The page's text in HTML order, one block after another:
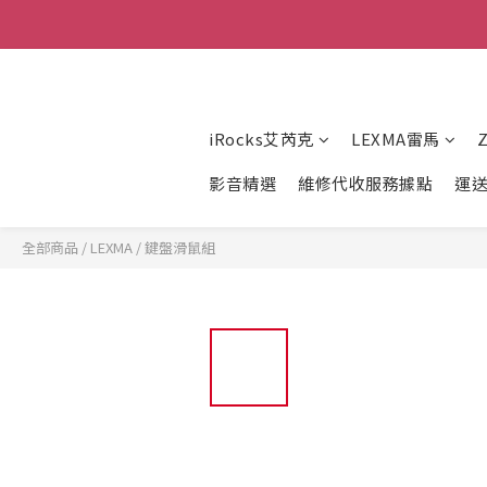
iRocks艾芮克 LEXMA雷馬
影音精選
維修代收服務據點 運
全部商品 / LEXMA /鍵盤滑鼠組